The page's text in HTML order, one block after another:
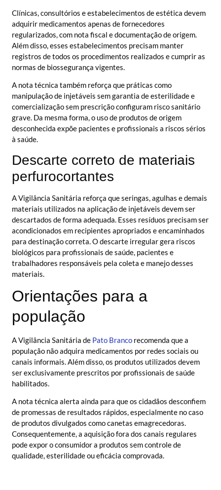
Clínicas, consultórios e estabelecimentos de estética devem
adquirir medicamentos apenas de fornecedores
regularizados, com nota fiscal e documentação de origem.
Além disso, esses estabelecimentos precisam manter
registros de todos os procedimentos realizados e cumprir as
normas de biossegurança vigentes.
A nota técnica também reforça que práticas como
manipulação de injetáveis sem garantia de esterilidade e
comercialização sem prescrição configuram risco sanitário
grave. Da mesma forma, o uso de produtos de origem
desconhecida expõe pacientes e profissionais a riscos sérios
à saúde.
Descarte correto de materiais
perfurocortantes
A Vigilância Sanitária reforça que seringas, agulhas e demais
materiais utilizados na aplicação de injetáveis devem ser
descartados de forma adequada. Esses resíduos precisam ser
acondicionados em recipientes apropriados e encaminhados
para destinação correta. O descarte irregular gera riscos
biológicos para profissionais de saúde, pacientes e
trabalhadores responsáveis pela coleta e manejo desses
materiais.
Orientações para a
população
A Vigilância Sanitária de Pato Branco recomenda que a
população não adquira medicamentos por redes sociais ou
canais informais. Além disso, os produtos utilizados devem
ser exclusivamente prescritos por profissionais de saúde
habilitados.
A nota técnica alerta ainda para que os cidadãos desconfiem
de promessas de resultados rápidos, especialmente no caso
de produtos divulgados como canetas emagrecedoras.
Consequentemente, a aquisição fora dos canais regulares
pode expor o consumidor a produtos sem controle de
qualidade, esterilidade ou eficácia comprovada.